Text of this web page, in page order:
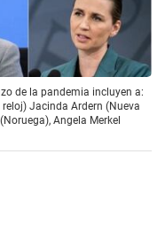
de la pandemia incluyen a:
Jacinda Ardern (Nueva
Angela Merkel